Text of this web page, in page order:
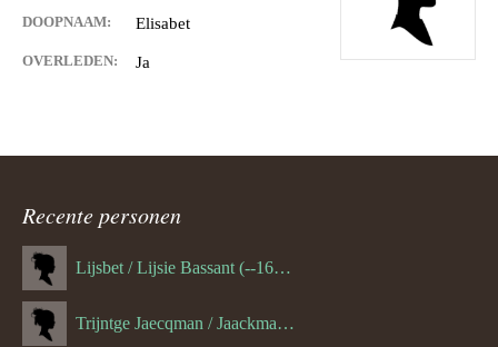
DOOPNAAM: Elisabet
OVERLEDEN: Ja
Recente personen
Lijsbet / Lijsie Bassant (--1687)
Trijntge Jaecqman / Jaackman (--1651)